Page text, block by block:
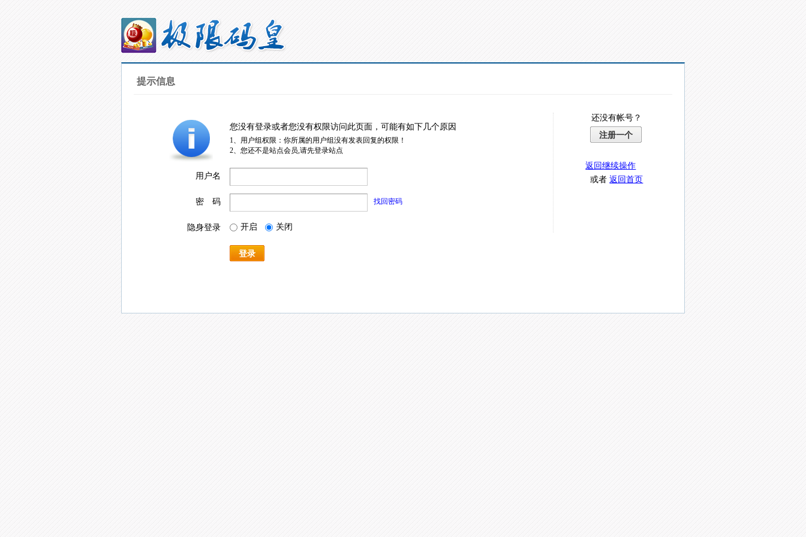
提示信息
您没有登录或者您没有权限访问此页面，可能有如下几个原因
1、用户组权限：你所属的用户组没有发表回复的权限！
2、您还不是站点会员,请先登录站点
用户名
密 码 找回密码
隐身登录 开启 关闭
登录
还没有帐号？
注册一个
返回继续操作
或者返回首页